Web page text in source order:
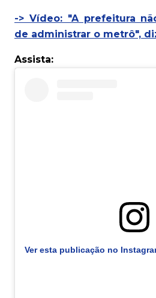
-> Vídeo: "A prefeitura
de administrar o metrô",
Assista:
Ver esta publicação no